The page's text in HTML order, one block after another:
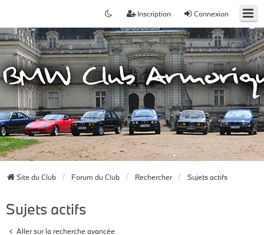
Connexion
Inscription
Site du Club Forum du Club Rechercher Sujets actifs
Sujets actifs
Aller sur la recherche avancée